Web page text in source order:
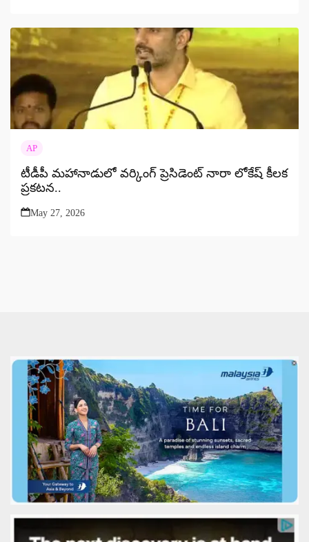
AP
టీడీపీ మహానాడులో వర్కింగ్ ప్రెసిడెంట్ నారా లోకేష్ కీలక
ప్రకటన..
May 27, 2026